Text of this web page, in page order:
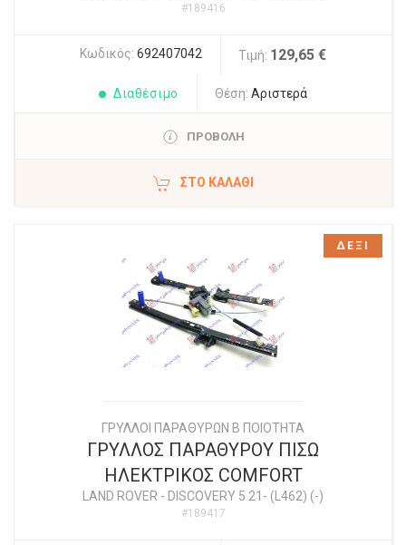
#189416
Κωδικός: 692407042 Τιμή: 129,65 €
Διαθέσιμο Θέση: Αριστερά
ΠΡΟΒΟΛΗ
ΣΤΟ ΚΑΛΆΘΙ
ΓΡΥΛΛΟΙ ΠΑΡΑΘΥΡΩΝ Β ΠΟΙΟΤΗΤΑ
ΓΡΥΛΛΟΣ ΠΑΡΑΘΥΡΟΥ ΠΙΣΩ
ΗΛΕΚΤΡΙΚΟΣ COMFORT
LAND ROVER - DISCOVERY 5 21- (L462) (-)
#189417
ΔΕΞΙ